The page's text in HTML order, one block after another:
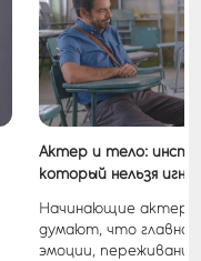
Актер и тело:
который нельзя
Начинающие актеры
думают, что
эмоции, переживания,